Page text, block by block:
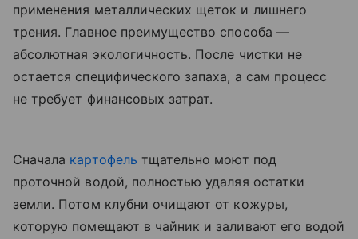
применения металлических щеток и лишнего
трения. Главное преимущество способа —
абсолютная экологичность. После чистки не
остается специфического запаха, а сам процесс
не требует финансовых затрат.
Сначала картофель тщательно моют под
проточной водой, полностью удаляя остатки
земли. Потом клубни очищают от кожуры,
которую помещают в чайник и заливают его водой